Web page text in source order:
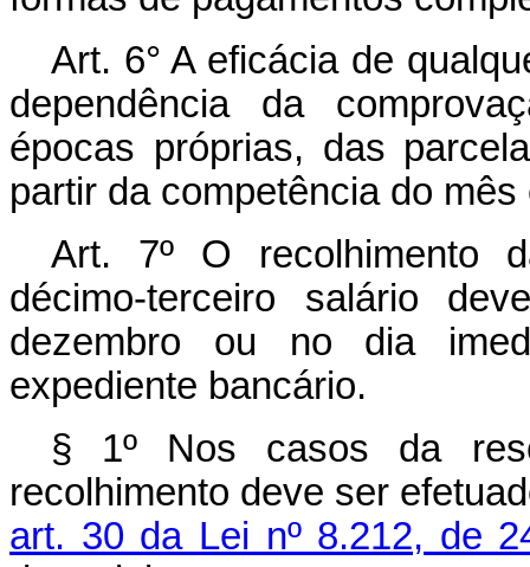
Art. 6° A eficácia de
dependência da
épocas próprias, das
partir da competência do
Art. 7º O recolhimento
décimo-terceiro salário
dezembro ou no dia
expediente bancário.
§ 1º Nos casos da
recolhimento deve ser
art. 30 da Lei nº 8.212, de